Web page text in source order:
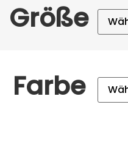
Größe
Farbe